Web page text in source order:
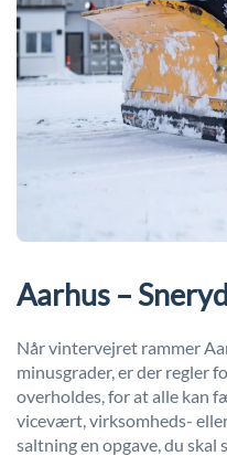
Aarhus –
Når vintervejret rammer
minusgrader, er der regler
overholdes, for at alle kan
vicevært, virksomheds-
saltning en opgave, du skal